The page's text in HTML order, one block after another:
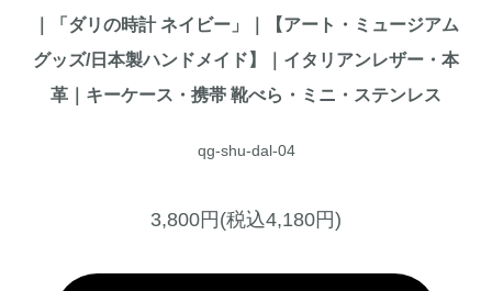
｜「ダリの時計 ネイビー」｜【アート・ミュージアム
グッズ/日本製ハンドメイド】｜イタリアンレザー・本
革｜キーケース・携帯 靴べら・ミニ・ステンレス
qg-shu-dal-04
3,800円(税込4,180円)